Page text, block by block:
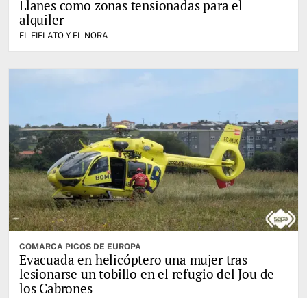
Llanes como zonas tensionadas para el
alquiler
EL FIELATO Y EL NORA
COMARCA PICOS DE EUROPA
Evacuada en helicóptero una mujer tras
lesionarse un tobillo en el refugio del Jou de
los Cabrones